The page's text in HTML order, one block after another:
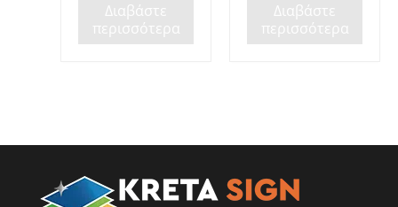
Διαβάστε
περισσότερα
Διαβάστε
περισσότερα